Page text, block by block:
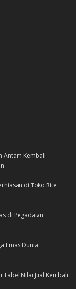
Antam Kembali
di Toko Ritel
di Pegadaian
Emas Dunia
Tabel Nilai Jual Kembali